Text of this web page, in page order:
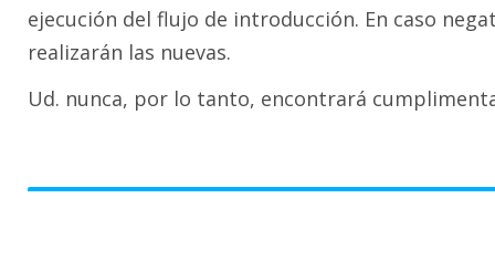
ejecución del flujo de introducción. En caso
realizarán las nuevas.
Ud. nunca, por lo tanto, encontrará